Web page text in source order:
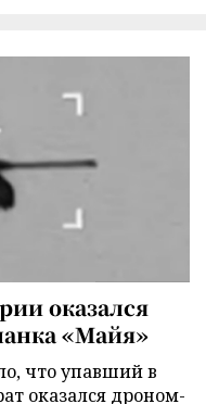
оказался
«Майя»
что упавший в
оказался дроном-